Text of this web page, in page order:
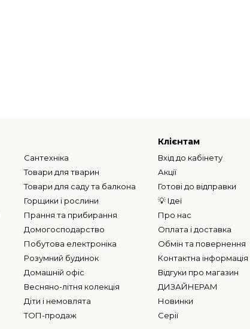
Сантехніка
Товари для тварин
Товари для саду та балкона
Горщики і рослини
Прання та прибирання
Домогосподарство
Побутова електроніка
Розумний будинок
Домашній офіс
Весняно-літня колекція
Діти і немовлята
ТОП-продаж
Клієнтам
Вхід до кабінету
Акції
Готові до відправки
💡 Ідеї
Про нас
Оплата і доставка
Обмін та повернення
Контактна інформація
Відгуки про магазин
ДИЗАЙНЕРАМ
Новинки
Серії